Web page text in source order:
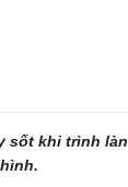
khi trình